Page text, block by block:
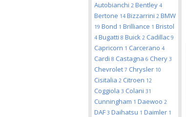
Autobianchi 2 Bentley 4
Bertone 14 Bizzarrini 2 BMW
19 Bond 1 Brilliance 1 Bristol
4 Bugatti 8 Buick 2 Cadillac 9
Capricorn 1 Carcerano 4
Cardi 8 Castagna 6 Chery 3
Chevrolet 7 Chrysler 10
Cisitalia 2 Citroen 12
Coggiola 3 Colani 31
Cunningham 1 Daewoo 2
DAF 3 Daihatsu 1 Daimler 1